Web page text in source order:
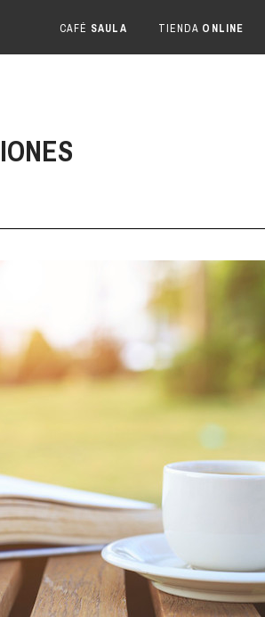
CAFÉ SAULA TIENDA ONLINE